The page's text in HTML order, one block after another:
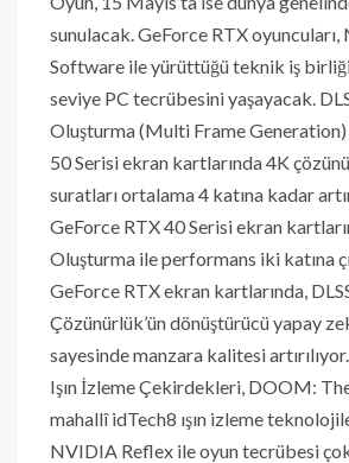
sunulacak. GeForce RTX oyuncuları,
Software ile yürüttüğü teknik iş
seviye PC tecrübesini yaşayacak.
Oluşturma (Multi Frame Generation)
50 Serisi ekran kartlarında 4K
suratları ortalama 4 katına kadar
GeForce RTX 40 Serisi ekran
Oluşturma ile performans iki katına
GeForce RTX ekran kartlarında,
Çözünürlük’ün dönüştürücü yapay
sayesinde manzara kalitesi
Işın İzleme Çekirdekleri, DOOM:
mahallî idTech8 ışın izleme
NVIDIA Reflex ile oyun tecrübesi